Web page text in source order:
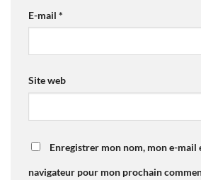
E-mail *
Site web
Enregistrer mon nom, mon e-mail
navigateur pour mon prochain